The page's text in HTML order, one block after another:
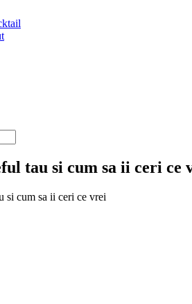
tau si cum sa ii ceri ce
si cum sa ii ceri ce vrei